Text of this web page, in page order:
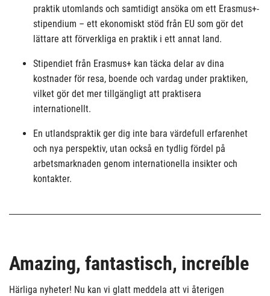
praktik utomlands och samtidigt ansöka om ett Erasmus+-
stipendium – ett ekonomiskt stöd från EU som gör det
lättare att förverkliga en praktik i ett annat land.
Stipendiet från Erasmus+ kan täcka delar av dina
kostnader för resa, boende och vardag under praktiken,
vilket gör det mer tillgängligt att praktisera
internationellt.
En utlandspraktik ger dig inte bara värdefull erfarenhet
och nya perspektiv, utan också en tydlig fördel på
arbetsmarknaden genom internationella insikter och
kontakter.
Amazing, fantastisch, increíble
Härliga nyheter! Nu kan vi glatt meddela att vi återigen